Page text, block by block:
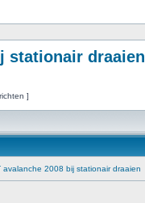
stationair draaien
]
avalanche 2008 bij stationair draaien